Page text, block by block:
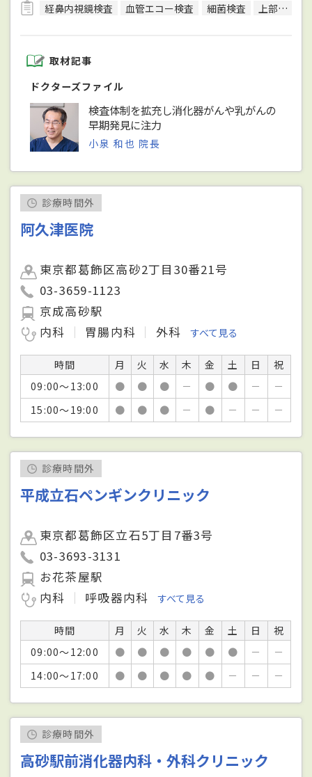
経鼻内視鏡検査
血管エコー検査 細菌検査 上部内視鏡検査
取材記事
ドクターズファイル
検査体制を拡充し消化器がんや乳がんの
早期発見に注力
小泉 和也 院長
診療時間外
阿久津医院
東京都葛飾区高砂2丁目30番21号
03-3659-1123
京成高砂駅
内科
胃腸内科 外科 すべて見る
時間 月 火 水 木 金 土 日
祝
09:00～13:00
● ● ● － ● ● －
－
15:00～19:00
● ● ● － ● － － －
診療時間外
平成立石ペンギンクリニック
東京都葛飾区立石5丁目7番3号
03-3693-3131
お花茶屋駅
内科
呼吸器内科 すべて見る
時間 月 火 水 木 金 土 日
祝
09:00～12:00
● ● ● ● ● ● －
－
14:00～17:00
● ● ● ● ● － － －
診療時間外
高砂駅前消化器内科・外科クリニック